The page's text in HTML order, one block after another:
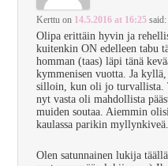
Kerttu on 14.5.2016 at 16:25 said:
Olipa erittäin hyvin ja
kuitenkin ON edelleen tabu
homman (taas) läpi tänä
kymmenisen vuotta. Ja
silloin, kun oli jo turvallista.
nyt vasta oli mahdollista
muiden soutaa. Aiemmin
kaulassa parikin myllynkiveä.
Olen satunnainen lukija